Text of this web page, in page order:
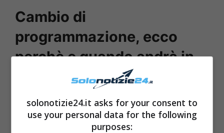
Cambio di
programmazione, ecco
perchè e quando andrà in
onda l’ultima puntata
La trama diventa via via sempre più
avvincente, suscitando la curiosità e
solonotizie24.it asks for your consent to
use your personal data for the following
purposes: